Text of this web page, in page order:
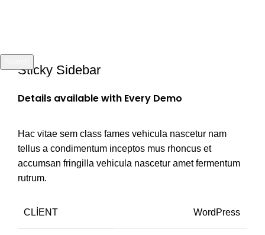
Sticky Sidebar
Details available with Every Demo
Hac vitae sem class fames vehicula nascetur nam
tellus a condimentum inceptos mus rhoncus et
accumsan fringilla vehicula nascetur amet fermentum
rutrum.
CLIENT WordPress
Start typing to see products you are looking for.